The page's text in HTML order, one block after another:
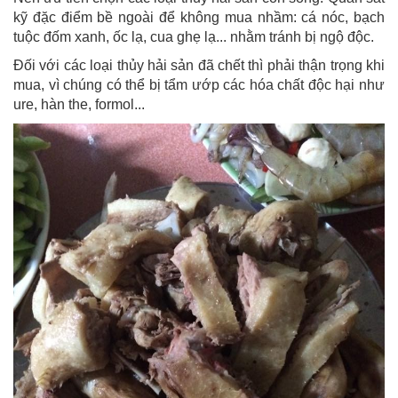
kỹ đặc điểm bề ngoài để không mua nhầm: cá nóc, bạch
tuộc đốm xanh, ốc lạ, cua ghẹ lạ... nhằm tránh bị ngộ độc.
Đối với các loại thủy hải sản đã chết thì phải thận trọng khi
mua, vì chúng có thể bị tẩm ướp các hóa chất độc hại như
ure, hàn the, formol...